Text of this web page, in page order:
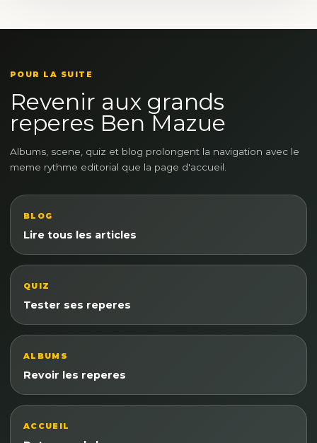
POUR LA SUITE
Revenir aux grands
reperes Ben Mazue
Albums, scene, quiz et blog prolongent la navigation avec le
meme rythme editorial que la page d'accueil.
BLOG
Lire tous les articles
QUIZ
Tester ses reperes
ALBUMS
Revoir les reperes
ACCUEIL